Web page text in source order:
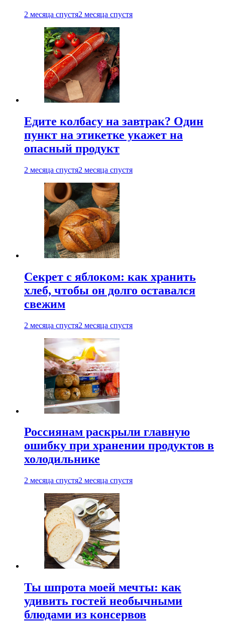
2 месяца спустя2 месяца спустя
Едите колбасу на завтрак? Один
пункт на этикетке укажет на
опасный продукт
2 месяца спустя2 месяца спустя
Секрет с яблоком: как хранить
хлеб, чтобы он долго оставался
свежим
2 месяца спустя2 месяца спустя
Россиянам раскрыли главную
ошибку при хранении продуктов в
холодильнике
2 месяца спустя2 месяца спустя
Ты шпрота моей мечты: как
удивить гостей необычными
блюдами из консервов